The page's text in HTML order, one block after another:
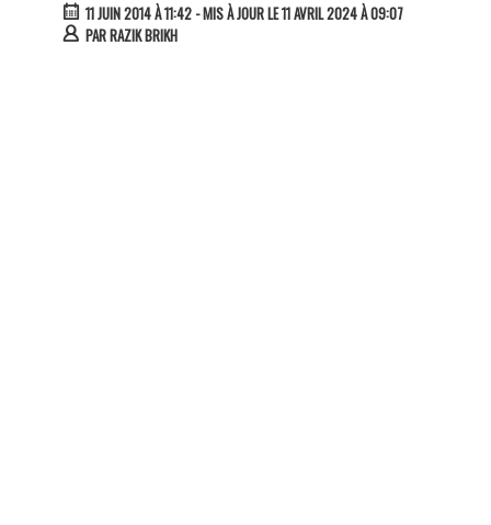
11 JUIN 2014 À 11:42- MIS À JOUR LE 11 AVRIL 2024 À 09:07
PARRAZIK BRIKH